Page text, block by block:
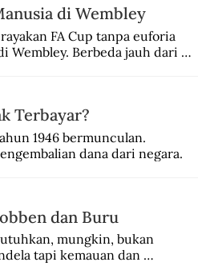
di Wembley
FA Cup tanpa euforia
Wembley. Berbeda jauh dari
Terbayar?
1946 bermunculan.
dana dari negara.
dan Buru
mungkin, bukan
tapi kemauan dan